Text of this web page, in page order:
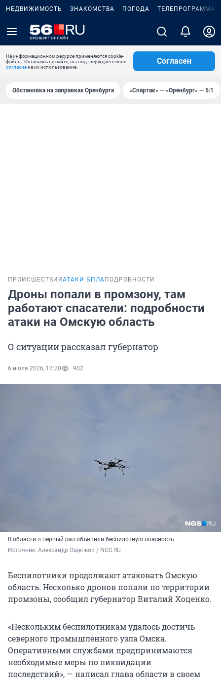
НЕДВИЖИМОСТЬ ЗНАКОМСТВА ПОГОДА ТЕЛЕПРОГРАММА
На информационном ресурсе применяются cookie-
файлы. Оставаясь на сайте, вы подтверждаете свое
согласиена их использование.
Согласен
Обстановка на заправках Оренбурга «Спартак» — «Оренбург» — 5:1
ПРОИСШЕСТВИЯ АТАКИ БПЛА ПОДРОБНОСТИ
Дроны попали в промзону, там
работают спасатели: подробности
атаки на Омскую область
О ситуации рассказал губернатор
6 июля 2026, 17:20 902
В области в первый раз объявили беспилотную опасность
Источник: Александр Ощепков / NGS.RU
Беспилотники продолжают атаковать Омскую
область. Несколько дронов попали по территории
промзоны, сообщил губернатор Виталий Хоценко.
«Нескольким беспилотникам удалось достичь
северного промышленного узла Омска.
Оперативными службами предпринимаются
необходимые меры по ликвидации
последствий», — написал глава области в своем